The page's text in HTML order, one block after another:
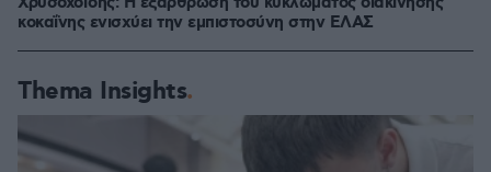
κοκαΐνης ενισχύει την εμπιστοσύνη στην ΕΛΑΣ
Thema Insights